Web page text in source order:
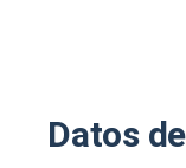
Datos